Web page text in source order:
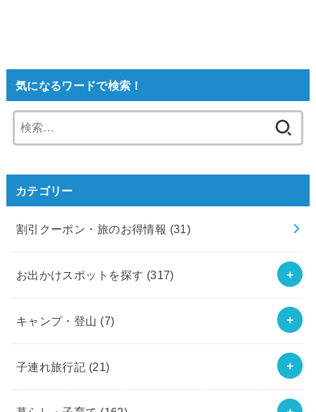
気になるワードで検索！
索:
カテゴリー
割引クーポン・旅のお得情報 (31)
お出かけスポットを探す (317)
キャンプ・登山 (7)
子連れ旅行記 (21)